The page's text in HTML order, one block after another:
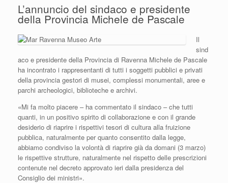
L’annuncio del sindaco e presidente
della Provincia Michele de Pascale
Il
sind
aco e presidente della Provincia di Ravenna Michele de Pascale
ha incontrato i rappresentanti di tutti i soggetti pubblici e privati
della provincia gestori di musei, complessi monumentali, aree e
parchi archeologici, biblioteche e archivi.
«Mi fa molto piacere – ha commentato il sindaco – che tutti
quanti, in un positivo spirito di collaborazione e con il grande
desiderio di riaprire i rispettivi tesori di cultura alla fruizione
pubblica, naturalmente per quanto consentito dalla legge,
abbiamo condiviso la volontà di riaprire già da domani (3 marzo)
le rispettive strutture, naturalmente nel rispetto delle prescrizioni
contenute nel decreto approvato ieri dalla presidenza del
Consiglio dei ministri».